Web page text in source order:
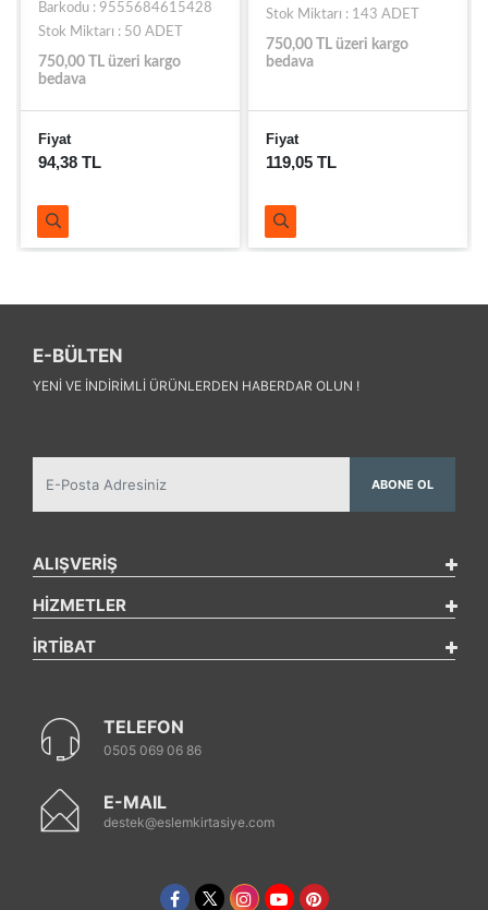
Barkodu : 9555684615428
Stok Miktarı : 50 ADET
750,00 TL üzeri kargo
bedava
Fiyat
94,38 TL
Stok Miktarı : 143 ADET
750,00 TL üzeri kargo
bedava
Fiyat
119,05 TL
E-BÜLTEN
YENI VE INDIRIMLI ÜRÜNLERDEN HABERDAR OLUN !
ABONE OL
ALIŞVERİŞ
HİZMETLER
İRTİBAT
TELEFON
0505 069 06 86
E-MAIL
destek@eslemkirtasiye.com